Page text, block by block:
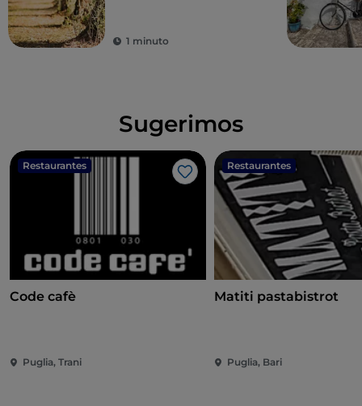
1 minuto
Sugerimos
Restaurantes
Me gusta
Code cafè
Puglia, Trani
Restaurantes
Matiti pastabistrot
Puglia, Bari